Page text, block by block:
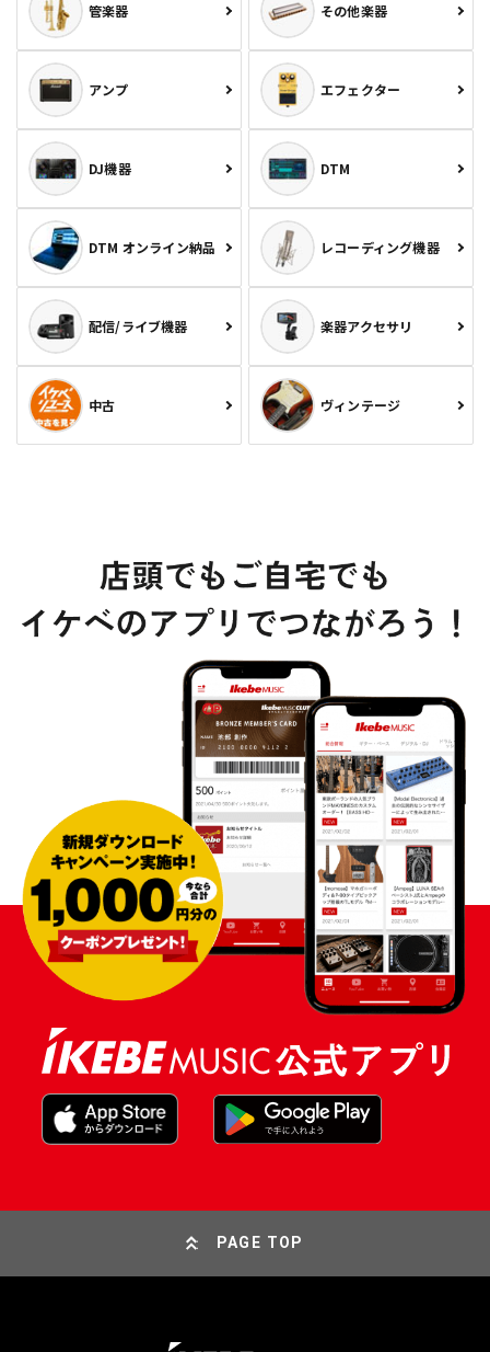
管楽器 その他楽器
アンプ エフェクター
DJ機器 DTM
DTM オンライン納品 レコーディング機器
配信/ライブ機器 楽器アクセサリ
中古 ヴィンテージ
PAGE TOP